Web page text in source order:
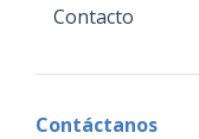
Contacto
Contáctanos